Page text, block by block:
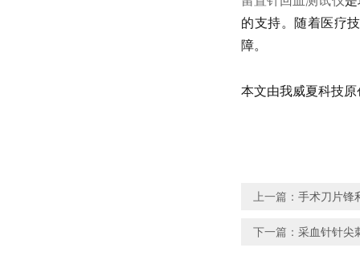
的支持。随着医疗
障。
本文由我威夏科技原
上一篇： 手术刀片锋
下一篇： 采血针针尖